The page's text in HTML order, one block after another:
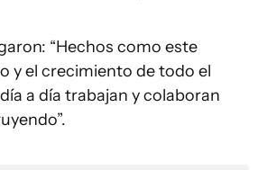
“Hechos como este
y el crecimiento de todo el
a día trabajan y colaboran